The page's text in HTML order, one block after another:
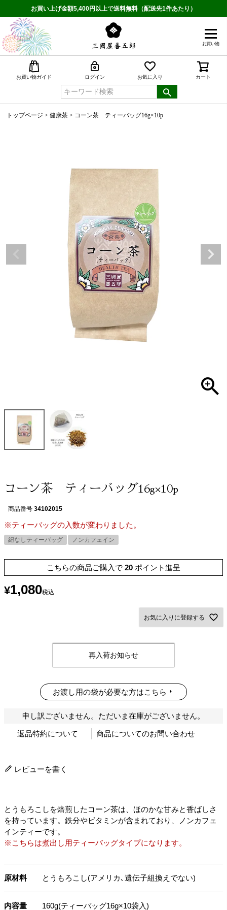
お買い上げ金額5,400円以上で送料無料（配送先1件あたり）
お買い物
お買い物ガイド ログイン お気に入り カート
トップページ 健康茶 コーン茶 ティーバッグ16g×10p
コーン茶 ティーバッグ16g×10p
商品番号 34102015
※ティーバッグの入数が変わりました。
紐なしティーバッグ ノンカフェイン
こちらの商品ご購入で 20 ポイント進呈
¥1,080税込
お気に入りに登録する
再入荷お知らせ
お渡し用の袋が必要な方はこちら
申し訳ございません。ただいま在庫がございません。
返品特約について 商品についてのお問い合わせ
レビューを書く
とうもろこしを焙煎したコーン茶は、ほのかな甘みと香ばしさ
を持っています。鉄分やビタミンが含まれており、ノンカフェ
インティーです。
※こちらは煮出し用ティーバッグタイプになります。
原材料 とうもろこし(アメリカ､遺伝子組換えでない)
内容量 160g(ティーバッグ16g×10袋入)